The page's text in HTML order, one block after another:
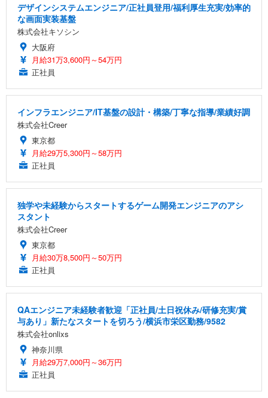
デザインシステムエンジニア/正社員登用/福利厚生充実/効率的
な画面実装基盤
株式会社キソシン
大阪府
月給31万3,600円～54万円
正社員
インフラエンジニア/IT基盤の設計・構築/丁寧な指導/業績好調
株式会社Creer
東京都
月給29万5,300円～58万円
正社員
独学や未経験からスタートするゲーム開発エンジニアのアシ
スタント
株式会社Creer
東京都
月給30万8,500円～50万円
正社員
QAエンジニア未経験者歓迎「正社員/土日祝休み/研修充実/賞
与あり」新たなスタートを切ろう/横浜市栄区勤務/9582
株式会社onlixs
神奈川県
月給29万7,000円～36万円
正社員